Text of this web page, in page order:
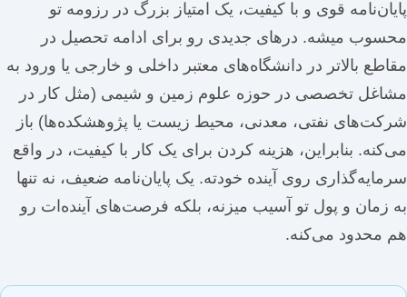
پایان‌نامه قوی و با کیفیت، یک امتیاز بزرگ در رزومه تو
محسوب میشه. درهای جدیدی رو برای ادامه تحصیل در
مقاطع بالاتر در دانشگاه‌های معتبر داخلی و خارجی یا ورود به
مشاغل تخصصی در حوزه علوم زمین و شیمی (مثل کار در
شرکت‌های نفتی، معدنی، محیط زیست یا پژوهشکده‌ها) باز
می‌کنه. بنابراین، هزینه کردن برای یک کار با کیفیت، در واقع
سرمایه‌گذاری روی آینده خودته. یک پایان‌نامه ضعیف، نه تنها
به زمان و پول تو آسیب میزنه، بلکه فرصت‌های آینده‌ات رو
هم محدود می‌کنه.